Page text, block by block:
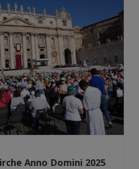
Anno Domini 2025